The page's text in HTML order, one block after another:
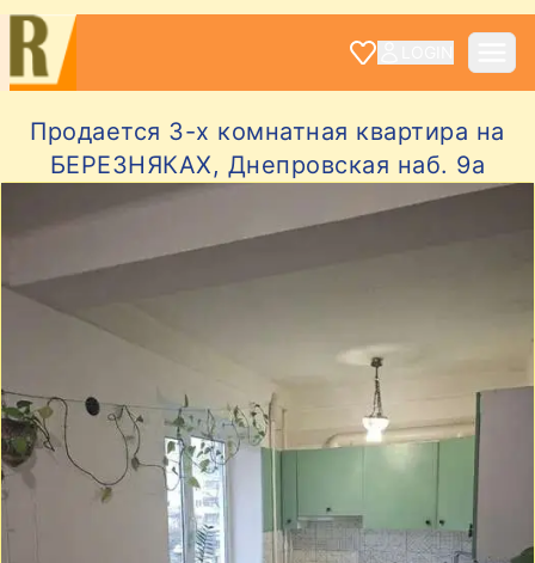
Продается 3-х комнатная квартира на
БЕРЕЗНЯКАХ, Днепровская наб. 9а